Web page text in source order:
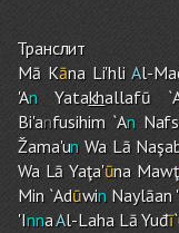
Транслит
Mā Kāna Li'hli Al-
'AnYatakhallafū
Bi'anfusihim`An
Žama'un Wa Lā
Wa Lā Yaţa'ūna
Min `Adūwin Naylāan
'InnaAl-Laha Lā Yuđī